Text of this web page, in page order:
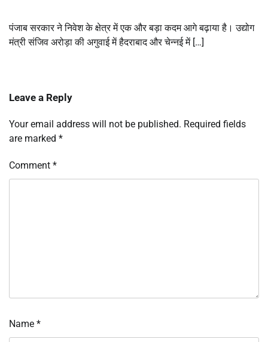
पंजाब सरकार ने निवेश के क्षेत्र में एक और बड़ा कदम आगे बढ़ाया है। उद्योग
मंत्री संजिव अरोड़ा की अगुवाई में हैदराबाद और चेन्नई में […]
Leave a Reply
Your email address will not be published. Required fields
are marked *
Comment *
Name *